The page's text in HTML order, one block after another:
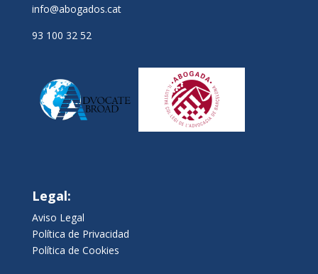
info@abogados.cat
93 100 32 52
Legal:
Aviso Legal
Política de Privacidad
Política de Cookies